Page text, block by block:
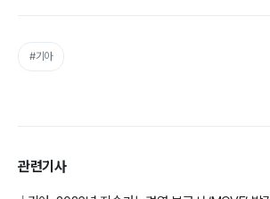
#기아
관련기사